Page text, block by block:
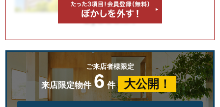
ご来店者様限定
来店限定物件 6 件 大公開！